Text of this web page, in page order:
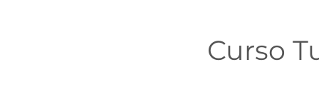
Curso